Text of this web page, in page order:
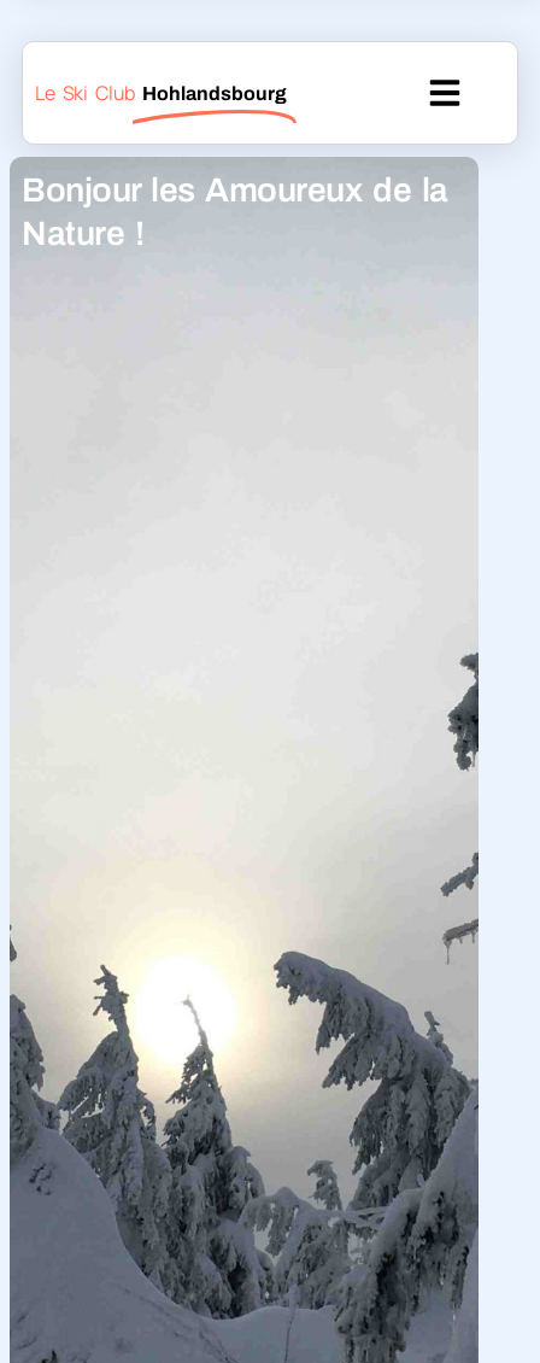
Le Ski Club Hohlandsbourg
Bonjour les Amoureux de la
Nature !